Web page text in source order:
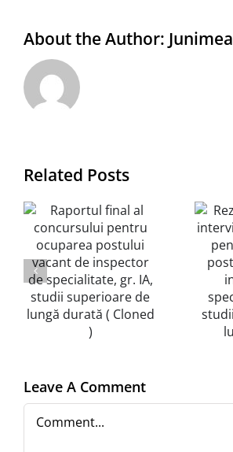
About the Author: Junimea
Related Posts
Rezultatele
concursului
ocuparea
postului
vacant de
inspector
de
gr. IA,
studii
superioare
Leave A Comment